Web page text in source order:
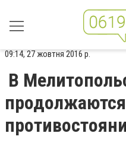
09:14, 27 жовтня 2016 р.
В